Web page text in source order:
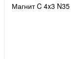
Магнит C 4x3 N35